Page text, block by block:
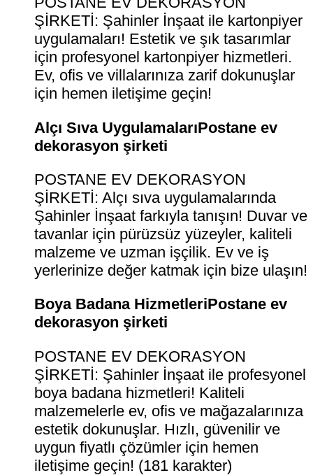
ŞİRKETİ: Şahinler İnşaat ile kartonpiyer
uygulamaları! Estetik ve şık tasarımlar
için profesyonel kartonpiyer hizmetleri.
Ev, ofis ve villalarınıza zarif dokunuşlar
için hemen iletişime geçin!
Alçı Sıva UygulamalarıPostane ev
dekorasyon şirketi
POSTANE EV DEKORASYON
ŞİRKETİ: Alçı sıva uygulamalarında
Şahinler İnşaat farkıyla tanışın! Duvar ve
tavanlar için pürüzsüz yüzeyler, kaliteli
malzeme ve uzman işçilik. Ev ve iş
yerlerinize değer katmak için bize ulaşın!
Boya Badana HizmetleriPostane ev
dekorasyon şirketi
POSTANE EV DEKORASYON
ŞİRKETİ: Şahinler İnşaat ile profesyonel
boya badana hizmetleri! Kaliteli
malzemelerle ev, ofis ve mağazalarınıza
estetik dokunuşlar. Hızlı, güvenilir ve
uygun fiyatlı çözümler için hemen
iletişime geçin! (181 karakter)